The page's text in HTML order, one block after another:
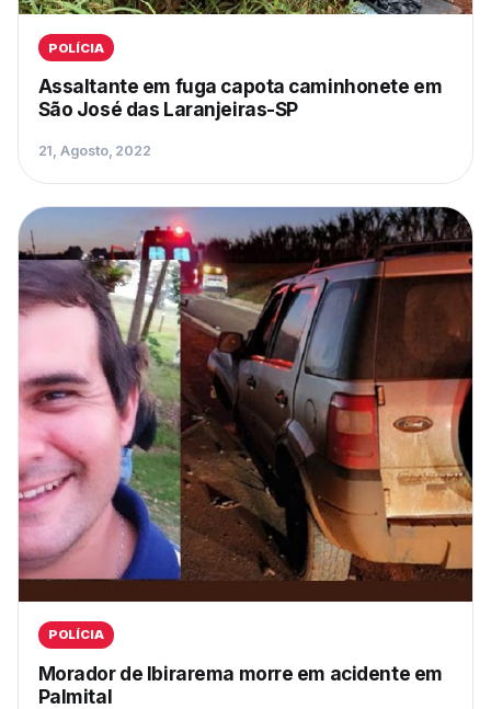
POLÍCIA
Assaltante em fuga capota caminhonete em
São José das Laranjeiras-SP
21, Agosto, 2022
POLÍCIA
Morador de Ibirarema morre em acidente em
Palmital